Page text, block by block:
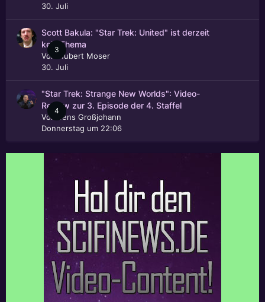
30. Juli
3
Scott Bakula: "Star Trek: United" ist derzeit
kein Thema
Von
Hubert Moser
30. Juli
4
"Star Trek: Strange New Worlds": Video-
Review zur 3. Episode der 4. Staffel
Von
Jens Großjohann
Donnerstag um 22:06